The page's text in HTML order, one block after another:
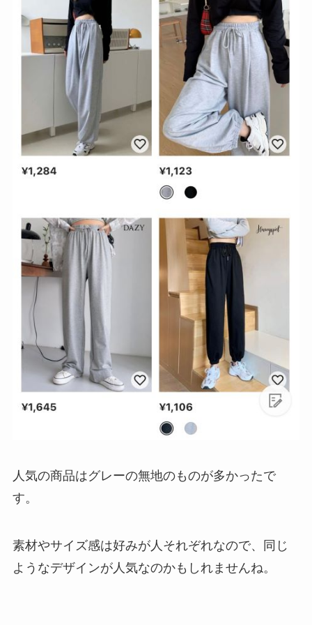
人気の商品はグレーの無地のものが多かったで
す。
素材やサイズ感は好みが人それぞれなので、同じ
ようなデザインが人気なのかもしれませんね。